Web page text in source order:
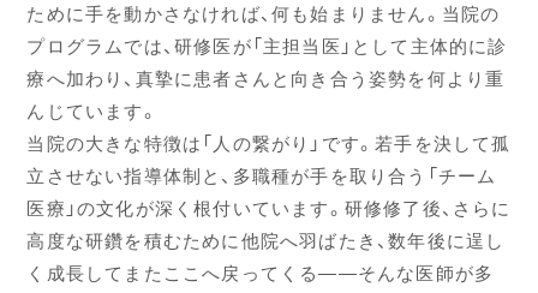
ために手を動かさなければ、何も始まりません。当院の
プログラムでは、研修医が「主担当医」として主体的に診
療へ加わり、真摯に患者さんと向き合う姿勢を何より重
んじています。
当院の大きな特徴は「人の繋がり」です。若手を決して孤
立させない指導体制と、多職種が手を取り合う「チーム
医療」の文化が深く根付いています。研修修了後、さらに
高度な研鑽を積むために他院へ羽ばたき、数年後に逞し
く成長してまたここへ戻ってくる――そんな医師が多